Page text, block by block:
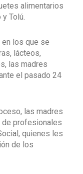
alimentarios
Tolú.
en los que se
lácteos,
las madres
el pasado 24
las madres
de profesionales
quienes les
de los